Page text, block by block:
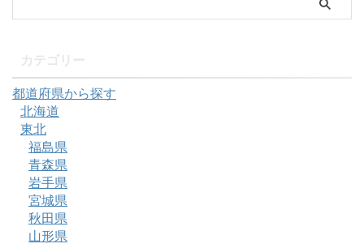
都道府県から探す
北海道
東北
福島県
青森県
岩手県
宮城県
秋田県
山形県